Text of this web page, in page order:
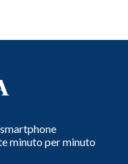
minuto per minuto